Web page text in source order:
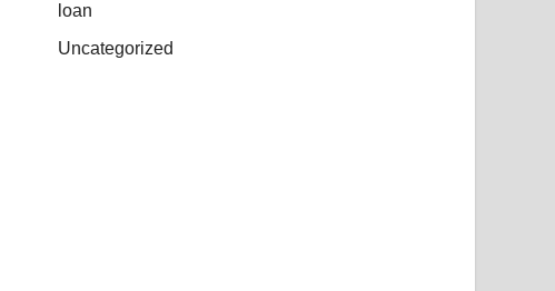
loan
Uncategorized